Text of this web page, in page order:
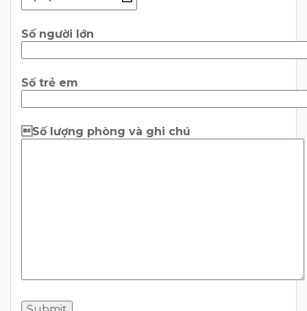
Số người lớn
Số trẻ em
Số lượng phòng và ghi chú